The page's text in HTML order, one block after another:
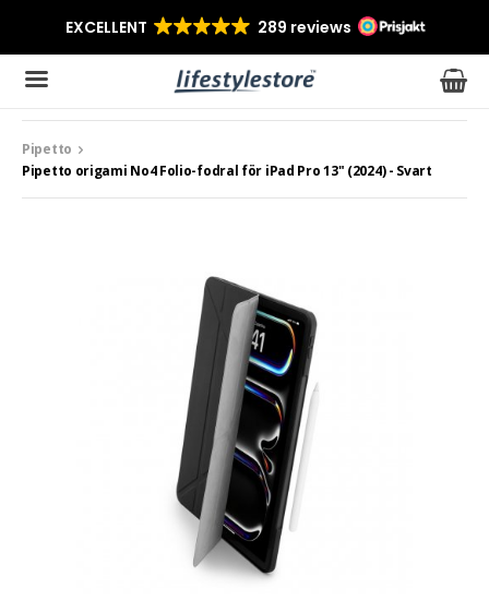
Pipetto
Pipetto origami No4 Folio-fodral för iPad Pro 13" (2024) - Svart